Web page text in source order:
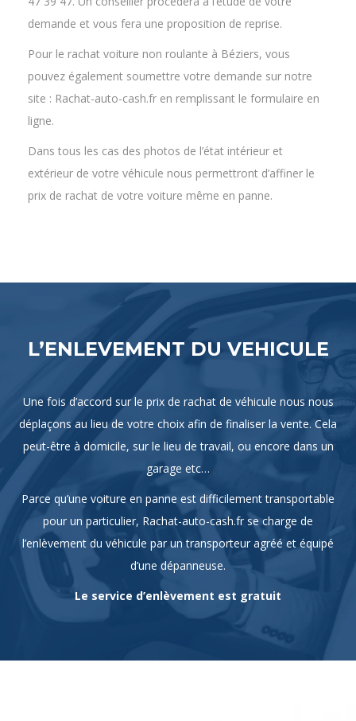
47 39 47. Un conseiller procédera à l’étude de votre
Pour le rachat voiture non roulante à Béziers, vous
pouvez également soumettre votre demande sur notre
site : Rachat-auto-cash.fr en remplissant le formulaire en
Dans tous les cas des photos de l’état intérieur et
extérieur de votre véhicule nous permettront d’affiner le
L’ENLEVEMENT DU VEHICULE
Une fois d’accord sur le prix de rachat de véhicule nous nous
déplaçons au lieu de votre choix afin de finaliser la vente. Cela
peut-être à domicile, sur le lieu de travail, ou encore dans un
garage etc…
Parce qu’une voiture en panne est difficilement transportable
pour un particulier, Rachat-auto-cash.fr se charge de
l’enlèvement du véhicule par un transporteur agréé et équipé
Le service d’enlèvement est gratuit